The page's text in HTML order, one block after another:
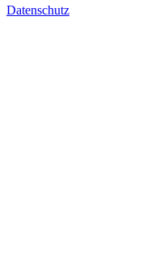
Datenschutz